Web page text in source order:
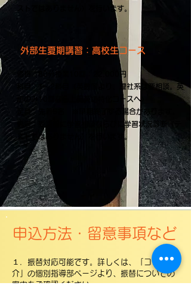
ストではありません）を行います。
外部生夏期講習：高校生コース
価格：80分授業10回：22,000円
科目：1～2科目（英数国より、理社系は要相談。英
語のみ10回なら上記英語特化コースへ）
定員：先着5名 ※
早期終了する場合があります。
​備考：受講前に学習相談ならびに学習状況診断（テ
ストではありません）を行います。
​申込方法・留意事項など
１．振替対応可能です。詳しくは、「コース紹
介」の個別指導部ページより、振替についての
案内をご確認ください。